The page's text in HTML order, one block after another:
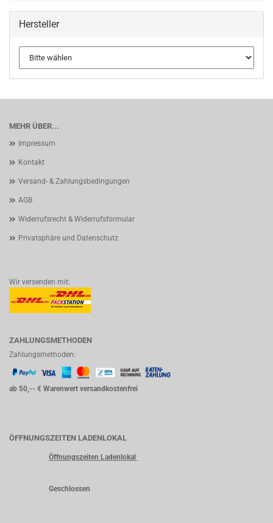
Hersteller
MEHR ÜBER...
Impressum
Kontakt
Versand- & Zahlungsbedingungen
AGB
Widerrufsrecht & Widerrufsformular
Privatsphäre und Datenschutz
Wir versenden mit:
ZAHLUNGSMETHODEN
Zahlungsmethoden:
ab 50,-- € Warenwert versandkostenfrei
ÖFFNUNGSZEITEN LADENLOKAL
Öffnungszeiten Ladenlokal
Geschlossen